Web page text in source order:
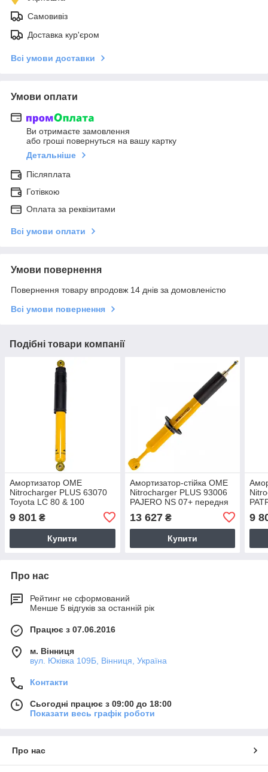
Самовивіз
Доставка кур'єром
Всі умови доставки
Умови оплати
Ви отримаєте замовлення
або гроші повернуться на вашу картку
Детальніше
Післяплата
Готівкою
Оплата за реквізитами
Всі умови оплати
Умови повернення
Повернення товару впродовж 14 днів за домовленістю
Всі умови повернення
Подібні товари компанії
Амортизатор OME
Nitrocharger PLUS 63070
Toyota LC 80 & 100
9 801 ₴
Купити
Амортизатор-стійка OME
Nitrocharger PLUS 93006
PAJERO NS 07+ передня
13 627₴
Купити
9
Про нас
Рейтинг не сформований
Менше 5 відгуків за останній рік
Працює з 07.06.2016
м. Вінниця
вул. Юківка 109Б, Вінниця, Україна
Контакти
Сьогодні працює з 09:00 до 18:00
Показати весь графік роботи
Про нас